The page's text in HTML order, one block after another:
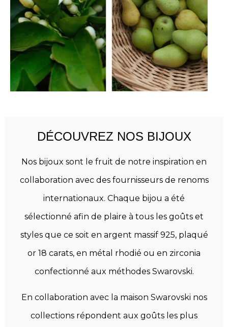
DÉCOUVREZ NOS BIJOUX
Nos bijoux sont le fruit de notre inspiration en
collaboration avec des fournisseurs de renoms
internationaux. Chaque bijou a été
sélectionné afin de plaire à tous les goûts et
styles que ce soit en argent massif 925, plaqué
or 18 carats, en métal rhodié ou en zirconia
confectionné aux méthodes Swarovski.
En collaboration avec la maison Swarovski nos
collections répondent aux goûts les plus